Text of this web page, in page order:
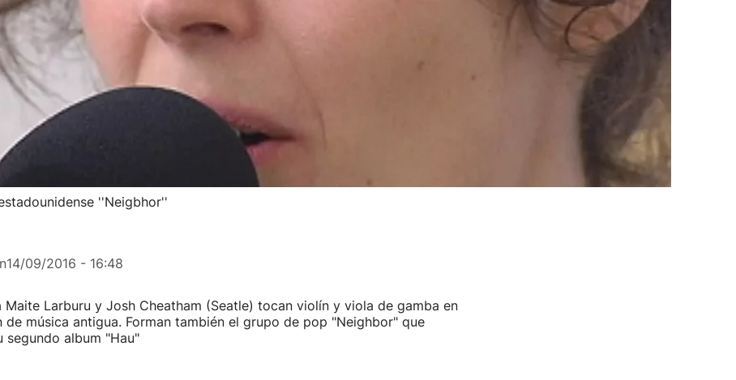
''Neigbhor''
14/09/2016 - 16:48
Maite Larburu y Josh Cheatham (Seatle) tocan violín y viola de gamba en
de música antigua. Forman también el grupo de pop "Neighbor" que
segundo album "Hau"